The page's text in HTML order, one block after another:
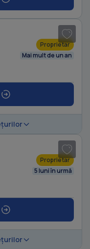
Proprietar
Mai mult de un an
Proprietar
5 luni în urmă